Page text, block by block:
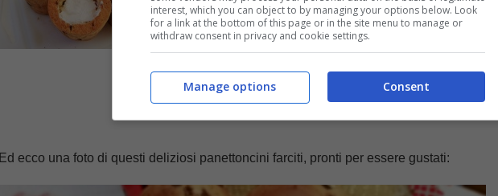
Ed ecco una foto di questi deliziosi panettoncini farciti, pronti per essere gustati:
interest, which you can object to by managing your options below. Look
for a link at the bottom of this page or in the site menu to manage or
withdraw consent in privacy and cookie settings.
Consent
Manage options